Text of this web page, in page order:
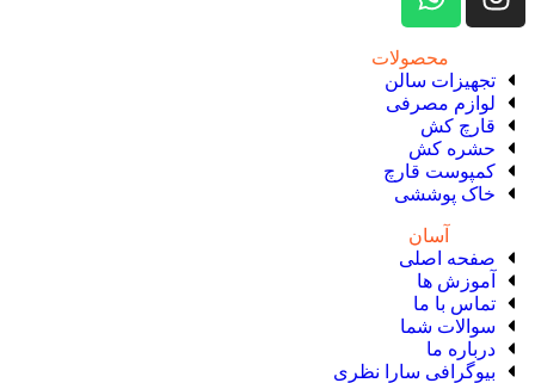
محصولات
تجهیزات سالن
لوازم مصرفی
قارچ‌ کش
حشره‌ کش
کمپوست قارچ
خاک پوششی
آسان
صفحه اصلی
آموزش ها
تماس با ما
سوالات شما
درباره ما
بیوگرافی سارا نظری